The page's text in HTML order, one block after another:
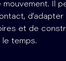
mouvement. Il
et de
temps.